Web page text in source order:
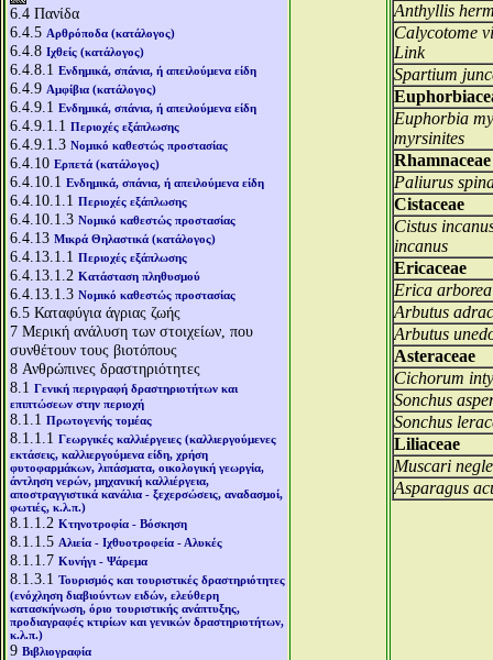
6.4 Πανίδα
6.4.5 Αρθρόποδα (κατάλογος)
6.4.8 Ιχθείς (κατάλογος)
6.4.8.1 Ενδημικά, σπάνια, ή απειλούμενα είδη
6.4.9 Αμφίβια (κατάλογος)
6.4.9.1 Ενδημικά, σπάνια, ή απειλούμενα είδη
6.4.9.1.1 Περιοχές εξάπλωσης
6.4.9.1.3 Νομικό καθεστώς προστασίας
6.4.10 Ερπετά (κατάλογος)
6.4.10.1 Ενδημικά, σπάνια, ή απειλούμενα είδη
6.4.10.1.1 Περιοχές εξάπλωσης
6.4.10.1.3 Νομικό καθεστώς προστασίας
6.4.13 Μικρά Θηλαστικά (κατάλογος)
6.4.13.1.1 Περιοχές εξάπλωσης
6.4.13.1.2 Κατάσταση πληθυσμού
6.4.13.1.3 Νομικό καθεστώς προστασίας
6.5 Καταφύγια άγριας ζωής
7 Μερική ανάλυση των στοιχείων, που
συνθέτουν τους βιοτόπους
8 Ανθρώπινες δραστηριότητες
8.1 Γενική περιγραφή δραστηριοτήτων και
επιπτώσεων στην περιοχή
8.1.1 Πρωτογενής τομέας
8.1.1.1 Γεωργικές καλλιέργειες (καλλιεργούμενες
εκτάσεις, καλλιεργούμενα είδη, χρήση
φυτοφαρμάκων, λιπάσματα, οικολογική γεωργία,
άντληση νερών, μηχανική καλλιέργεια,
αποστραγγιστικά κανάλια - ξεχερσώσεις, αναδασμοί,
φωτιές, κ.λ.π.)
8.1.1.2 Κτηνοτροφία - Βόσκηση
8.1.1.5 Αλιεία - Ιχθυοτροφεία - Αλυκές
8.1.1.7 Κυνήγι - Ψάρεμα
8.1.3.1 Τουρισμός και τουριστικές δραστηριότητες
(ενόχληση διαβιούντων ειδών, ελεύθερη
κατασκήνωση, όριο τουριστικής ανάπτυξης,
προδιαγραφές κτιρίων και γενικών δραστηριοτήτων,
κ.λ.π.)
9 Βιβλιογραφία
Anthyllis
Calycotome
Link
Spartium
Euphorbia
myrsinites
Rhamnaceae
Paliurus
Cistaceae
Cistus
incanus
Ericaceae
Erica
Arbutus
Arbutus
Asteraceae
Cichorum
Sonchus
Sonchus
Liliaceae
Muscari
Asparagus